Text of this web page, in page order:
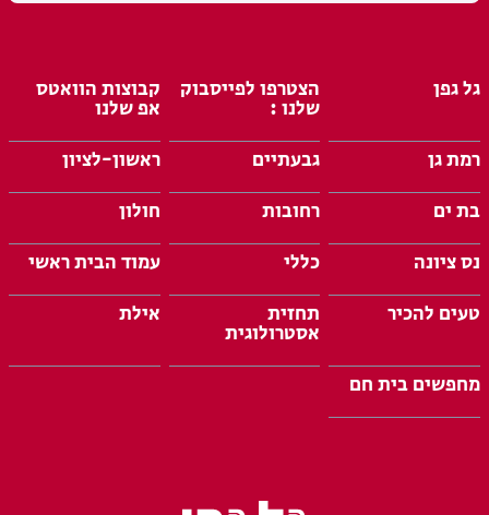
גל גפן הצטרפו לפייסבוק
שלנו :
קבוצות הוואטס
אפ שלנו
רמת גן
גבעתיים
ראשון-לציון
בת ים
רחובות
חולון
נס ציונה
כללי
עמוד הבית ראשי
טעים להכיר
תחזית
אסטרולוגית
אילת
מחפשים בית חם